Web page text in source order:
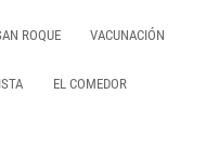
ROQUE VACUNACIÓN
EL COMEDOR